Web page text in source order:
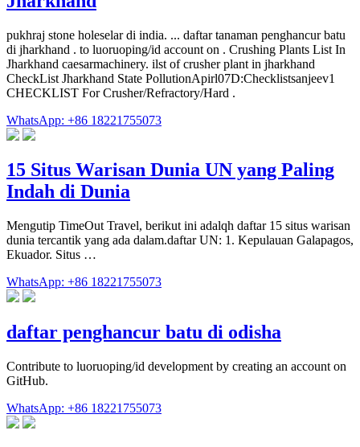
pukhraj stone holeselar di india. ... daftar tanaman penghancur batu
di jharkhand . to luoruoping/id account on . Crushing Plants List In
Jharkhand caesarmachinery. ilst of crusher plant in jharkhand
CheckList Jharkhand State PollutionApirl07D:Checklistsanjeev1
CHECKLIST For Crusher/Refractory/Hard .
WhatsApp: +86 18221755073
15 Situs Warisan Dunia UN yang Paling
Indah di Dunia
Mengutip TimeOut Travel, berikut ini adalqh daftar 15 situs warisan
dunia tercantik yang ada dalam.daftar UN: 1. Kepulauan Galapagos,
Ekuador. Situs …
WhatsApp: +86 18221755073
daftar penghancur batu di odisha
Contribute to luoruoping/id development by creating an account on
GitHub.
WhatsApp: +86 18221755073